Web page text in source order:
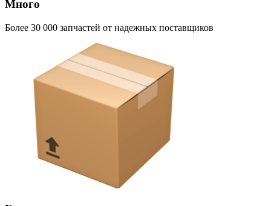
Много
Более 30 000 запчастей от надежных поставщиков